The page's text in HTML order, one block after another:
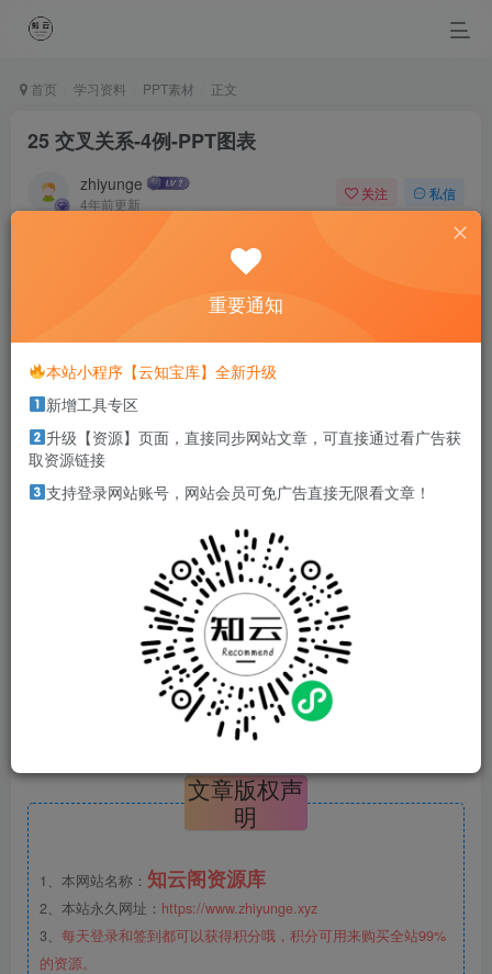
首页 学习资料 PPT素材 正文
25 交叉关系-4例-PPT图表
zhiyunge
4年前更新
关注 私信
It is by acts and not by ideas that people live.
行动是根本，想法锦上添花
本站部分资源打包为压缩包以方便分享，涉及较多
击解压密码
VIP会员登录后免费下载，链接失效私聊阁主
VIP会员无法自己购买，只能VX私聊阁主（Yunloved1986）
文章版权声
明
1、本网站名称： 知云阁资源库
2、本站永久网址： https://www.zhiyunge.xyz
3、 每天登录和签到都可以获得积分哦，积分可用来购买全站99%
的资源。
重要通知
本站小程序【云知宝库】全新升级
新增工具专区
升级【资源】页面，直接同步网站文章，可直接通过看广告获
取资源链接
支持登录网站账号，网站会员可免广告直接无限看文章！